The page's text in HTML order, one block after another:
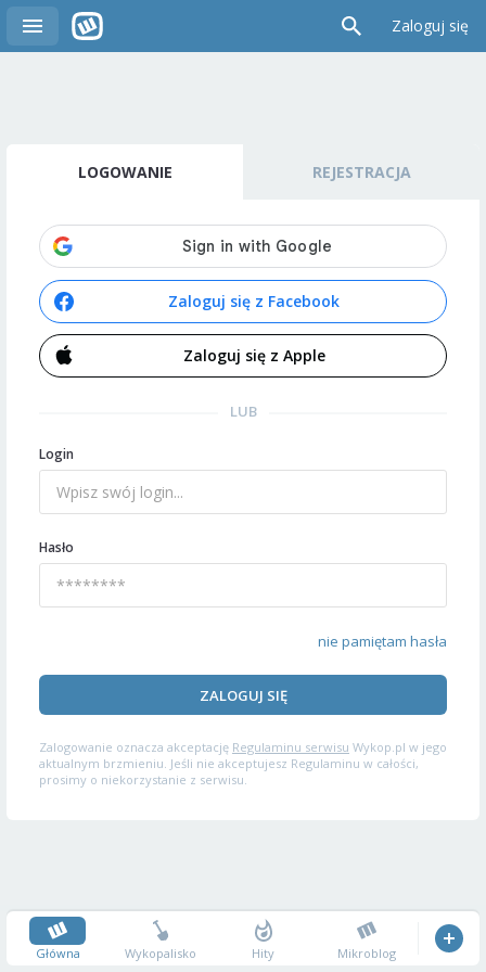
Zaloguj się
LOGOWANIE REJESTRACJA
Zaloguj się z Facebook
Zaloguj się z Apple
LUB
Login
Hasło
nie pamiętam hasła
ZALOGUJ SIĘ
Zalogowanie oznacza akceptację Regulaminu serwisu Wykop.pl w jego
aktualnym brzmieniu. Jeśli nie akceptujesz Regulaminu w całości,
prosimy o niekorzystanie z serwisu.
Główna Wykopalisko Hity Mikroblog